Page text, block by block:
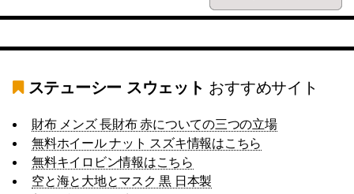
ステューシー スウェット おすすめサイト
財布 メンズ 長財布 赤についての三つの立場
無料ホイール ナット スズキ情報はこちら
無料キイロビン情報はこちら
空と海と大地とマスク 黒 日本製